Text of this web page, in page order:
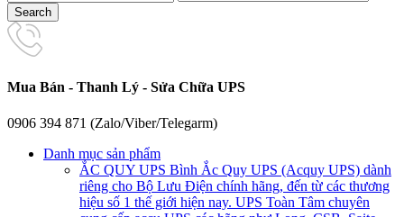
Mua Bán - Thanh Lý - Sửa Chữa UPS
0906 394 871 (Zalo/Viber/Telegarm)
Danh mục sản phẩm
ẮC QUY UPS Bình Ắc Quy UPS (Acquy UPS) dành
riêng cho Bộ Lưu Điện chính hãng, đến từ các thương
hiệu số 1 thế giới hiện nay. UPS Toàn Tâm chuyên